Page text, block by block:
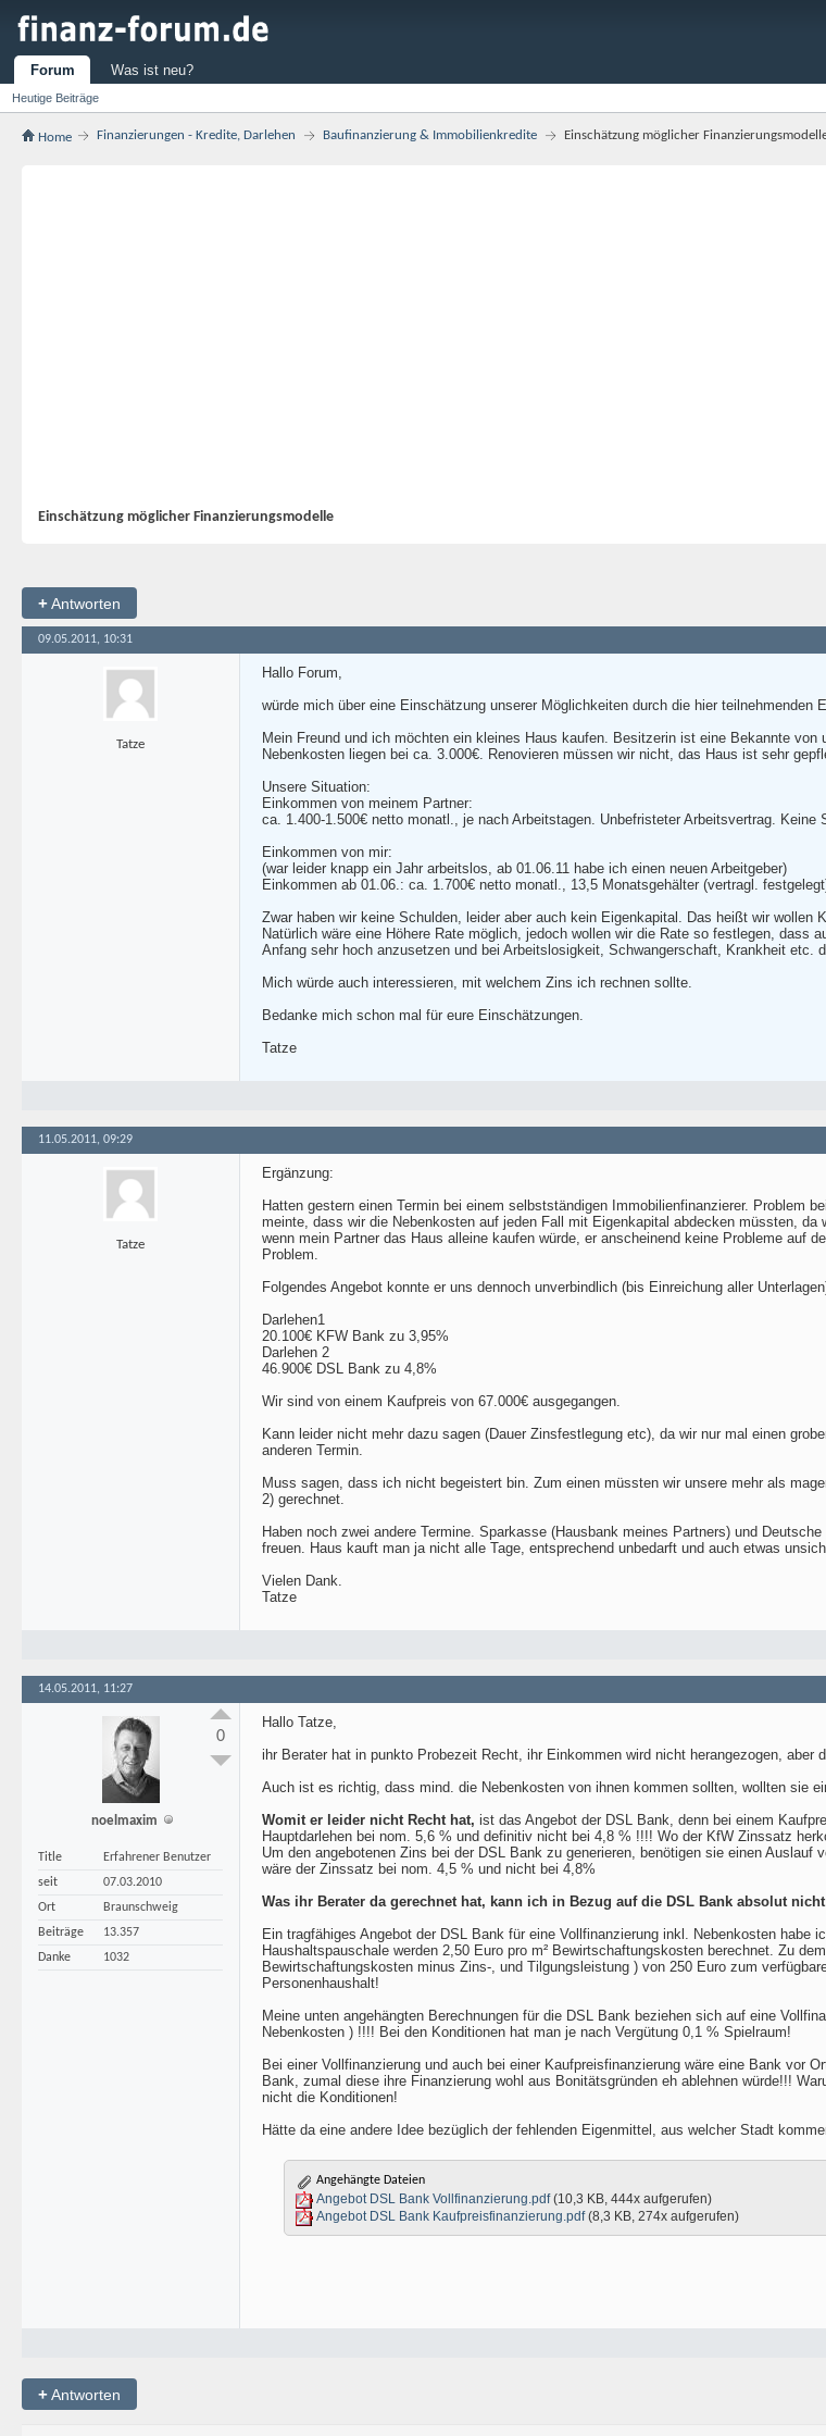
Forum
Heutige Beiträge
Was ist neu?
Home Finanzierungen - Kredite, Darlehen Baufinanzierung & Immobilienkredite Einschätzung möglicher
Einschätzung möglicher Finanzierungsmodelle
+Antworten
09.05.2011, 10:31
Tatze
Hallo Forum,
würde mich über eine Einschätzung unserer Möglichkeiten durch die hier teilnehmenden
Mein Freund und ich möchten ein kleines Haus kaufen. Besitzerin ist eine Bekannte
Nebenkosten liegen bei ca. 3.000€. Renovieren müssen wir nicht, das Haus ist sehr
Unsere Situation:
Einkommen von meinem Partner:
ca. 1.400-1.500€ netto monatl., je nach Arbeitstagen. Unbefristeter Arbeitsvertrag. Keine
Einkommen von mir:
(war leider knapp ein Jahr arbeitslos, ab 01.06.11 habe ich einen neuen Arbeitgeber)
Einkommen ab 01.06.: ca. 1.700€ netto monatl., 13,5 Monatsgehälter (vertragl.
Zwar haben wir keine Schulden, leider aber auch kein Eigenkapital. Das heißt wir
Natürlich wäre eine Höhere Rate möglich, jedoch wollen wir die Rate so festlegen,
Anfang sehr hoch anzusetzen und bei Arbeitslosigkeit, Schwangerschaft, Krankheit etc.
Mich würde auch interessieren, mit welchem Zins ich rechnen sollte.
Bedanke mich schon mal für eure Einschätzungen.
Tatze
11.05.2011, 09:29
Tatze
Ergänzung:
Hatten gestern einen Termin bei einem selbstständigen Immobilienfinanzierer. Problem
meinte, dass wir die Nebenkosten auf jeden Fall mit Eigenkapital abdecken müssten,
wenn mein Partner das Haus alleine kaufen würde, er anscheinend keine Probleme auf
Problem.
Folgendes Angebot konnte er uns dennoch unverbindlich (bis Einreichung aller
Darlehen1
20.100€ KFW Bank zu 3,95%
Darlehen 2
46.900€ DSL Bank zu 4,8%
Wir sind von einem Kaufpreis von 67.000€ ausgegangen.
Kann leider nicht mehr dazu sagen (Dauer Zinsfestlegung etc), da wir nur mal einen
anderen Termin.
Muss sagen, dass ich nicht begeistert bin. Zum einen müssten wir unsere mehr als
2) gerechnet.
Haben noch zwei andere Termine. Sparkasse (Hausbank meines Partners) und
freuen. Haus kauft man ja nicht alle Tage, entsprechend unbedarft und auch etwas
Vielen Dank.
Tatze
14.05.2011, 11:27
noelmaxim
Title
Erfahrener Benutzer
seit
07.03.2010
Ort
Braunschweig
Beiträge
13.357
Danke
1032
0
Hallo Tatze,
ihr Berater hat in punkto Probezeit Recht, ihr Einkommen wird nicht herangezogen,
Auch ist es richtig, dass mind. die Nebenkosten von ihnen kommen sollten, wollten sie
Womit er leider nicht Recht hat, ist das Angebot der DSL Bank, denn bei einem
Hauptdarlehen bei nom. 5,6 % und definitiv nicht bei 4,8 % !!!! Wo der KfW Zinssatz
Um den angebotenen Zins bei der DSL Bank zu generieren, benötigen sie einen
wäre der Zinssatz bei nom. 4,5 % und nicht bei 4,8%
Was ihr Berater da gerechnet hat, kann ich in Bezug auf die DSL Bank absolut
Ein tragfähiges Angebot der DSL Bank für eine Vollfinanzierung inkl. Nebenkosten
Haushaltspauschale werden 2,50 Euro pro m² Bewirtschaftungskosten berechnet. Zu
Bewirtschaftungskosten minus Zins-, und Tilgungsleistung ) von 250 Euro zum
Personenhaushalt!
Meine unten angehängten Berechnungen für die DSL Bank beziehen sich auf eine
Nebenkosten ) !!!! Bei den Konditionen hat man je nach Vergütung 0,1 % Spielraum!
Bei einer Vollfinanzierung und auch bei einer Kaufpreisfinanzierung wäre eine Bank vor
Bank, zumal diese ihre Finanzierung wohl aus Bonitätsgründen eh ablehnen würde!!!
nicht die Konditionen!
Hätte da eine andere Idee bezüglich der fehlenden Eigenmittel, aus welcher Stadt
Angehängte Dateien
Angebot DSL Bank Vollfinanzierung.pdf (10,3 KB, 444x aufgerufen)
Angebot DSL Bank Kaufpreisfinanzierung.pdf (8,3 KB, 274x aufgerufen)
+Antworten